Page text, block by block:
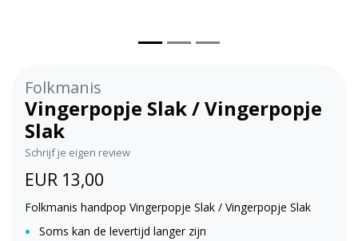
Folkmanis
Vingerpopje Slak / Vingerpopje
Slak
Schrijf je eigen review
EUR 13,00
Folkmanis handpop Vingerpopje Slak / Vingerpopje Slak
Soms kan de levertijd langer zijn